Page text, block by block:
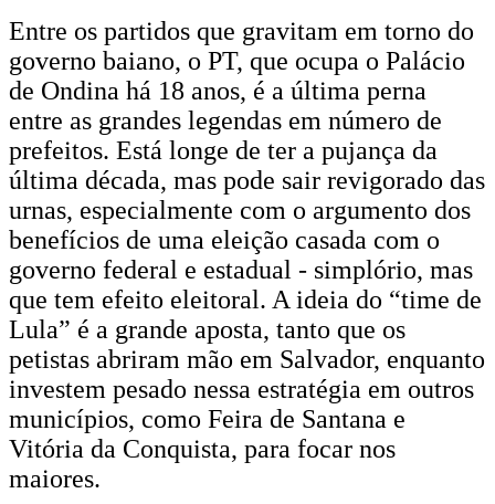
Entre os partidos que gravitam em torno do
governo baiano, o PT, que ocupa o Palácio
de Ondina há 18 anos, é a última perna
entre as grandes legendas em número de
prefeitos. Está longe de ter a pujança da
última década, mas pode sair revigorado das
urnas, especialmente com o argumento dos
benefícios de uma eleição casada com o
governo federal e estadual - simplório, mas
que tem efeito eleitoral. A ideia do “time de
Lula” é a grande aposta, tanto que os
petistas abriram mão em Salvador, enquanto
investem pesado nessa estratégia em outros
municípios, como Feira de Santana e
Vitória da Conquista, para focar nos
maiores.